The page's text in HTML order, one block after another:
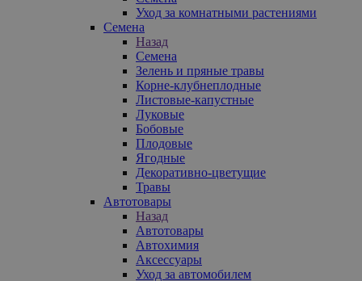
Уход за комнатными растениями
Семена
Назад
Семена
Зелень и пряные травы
Корне-клубнеплодные
Листовые-капустные
Луковые
Бобовые
Плодовые
Ягодные
Декоративно-цветущие
Травы
Автотовары
Назад
Автотовары
Автохимия
Аксессуары
Уход за автомобилем